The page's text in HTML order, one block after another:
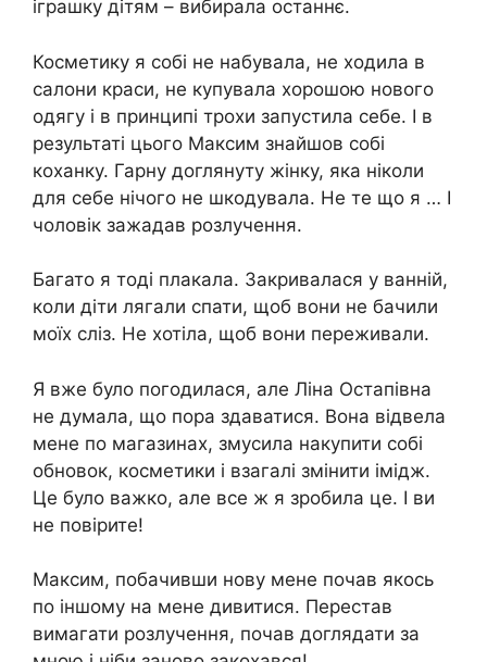
іграшку дітям – вибирала останнє.
Косметику я собі не набувала, не ходила в
салони краси, не купувала хорошою нового
одягу і в принципі трохи запустила себе. І в
результаті цього Максим знайшов собі
коханку. Гарну доглянуту жінку, яка ніколи
для себе нічого не шкодувала. Не те що я … І
чоловік зажадав розлучення.
Багато я тоді плакала. Закривалася у ванній,
коли діти лягали спати, щоб вони не бачили
моїх сліз. Не хотіла, щоб вони переживали.
Я вже було погодилася, але Ліна Остапівна
не думала, що пора здаватися. Вона відвела
мене по магазинах, змусила накупити собі
обновок, косметики і взагалі змінити імідж.
Це було важко, але все ж я зробила це. І ви
не повірите!
Максим, побачивши нову мене почав якось
по іншому на мене дивитися. Перестав
вимагати розлучення, почав доглядати за